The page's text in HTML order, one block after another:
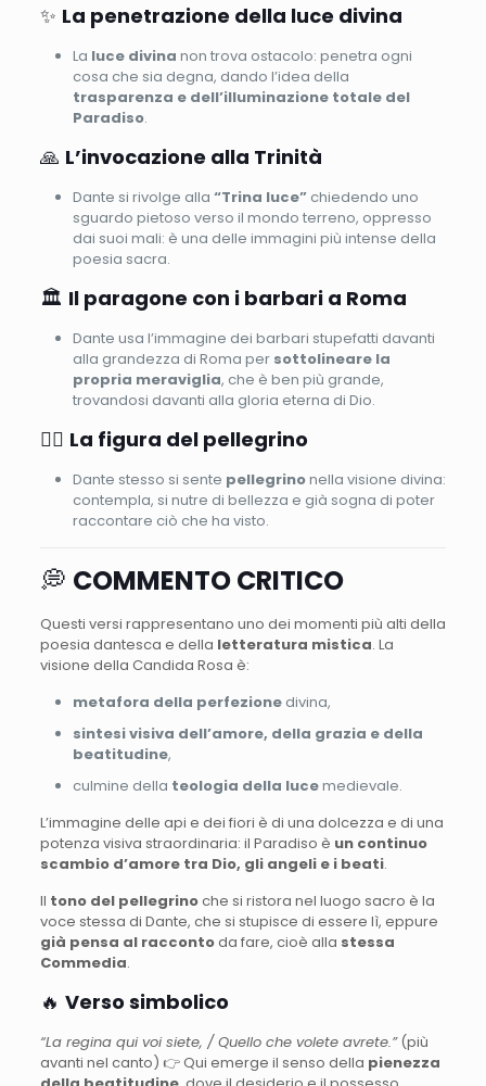
✨ La penetrazione della luce divina
La luce divina non trova ostacolo: penetra ogni
cosa che sia degna, dando l’idea della
trasparenza e dell’illuminazione totale del
Paradiso.
🙏 L’invocazione alla Trinità
Dante si rivolge alla “Trina luce”chiedendo uno
sguardo pietoso verso il mondo terreno, oppresso
dai suoi mali: è una delle immagini più intense della
poesia sacra.
🏛 Il paragone con i barbari a Roma
Dante usa l’immagine dei barbari stupefatti davanti
alla grandezza di Roma per sottolineare la
propria meraviglia, che è ben più grande,
trovandosi davanti alla gloria eterna di Dio.
🚶‍♂ La figura del pellegrino
Dante stesso si sente pellegrinonella visione divina:
contempla, si nutre di bellezza e già sogna di poter
raccontare ciò che ha visto.
💭 COMMENTO CRITICO
Questi versi rappresentano uno dei momenti più alti della
poesia dantesca e della letteratura mistica. La
visione della Candida Rosa è:
metafora della perfezionedivina,
sintesi visiva dell’amore, della grazia e della
beatitudine,
culmine della teologia della lucemedievale.
L’immagine delle api e dei fiori è di una dolcezza e di una
potenza visiva straordinaria: il Paradiso è un continuo
scambio d’amore tra Dio, gli angeli e i beati.
Il tono del pellegrinoche si ristora nel luogo sacro è la
voce stessa di Dante, che si stupisce di essere lì, eppure
già pensa al raccontoda fare, cioè alla stessa
Commedia.
🔥 Verso simbolico
“La regina qui voi siete, / Quello che volete avrete.”(più
avanti nel canto) 👉 Qui emerge il senso della pienezza